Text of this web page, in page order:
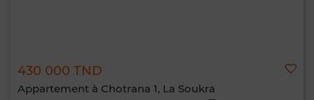
430 000 TND
Appartement à Chotrana 1, La Soukra